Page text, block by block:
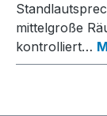
mittelgroße
kontrolliert…